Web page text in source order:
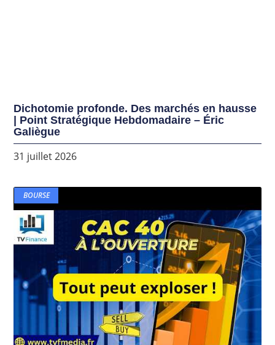
Dichotomie profonde. Des marchés en hausse
| Point Stratégique Hebdomadaire – Éric
Galiègue
31 juillet 2026
BOURSE